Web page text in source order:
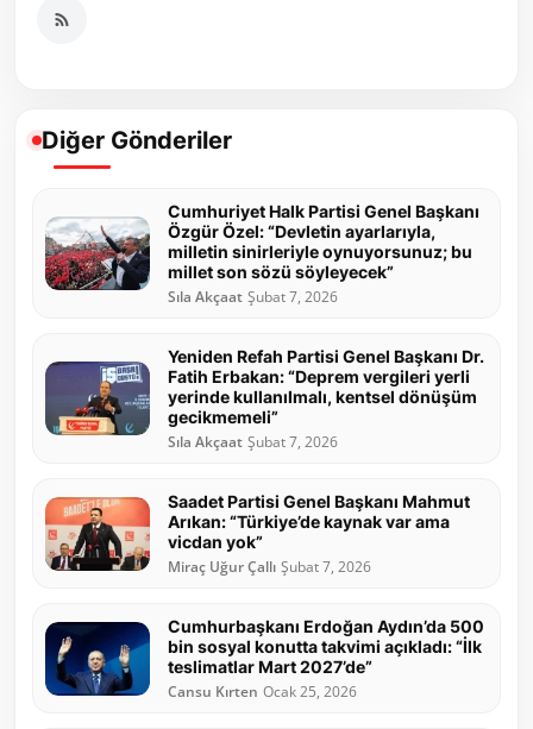
Diğer Gönderiler
Cumhuriyet Halk Partisi Genel Başkanı
Özgür Özel: “Devletin ayarlarıyla,
milletin sinirleriyle oynuyorsunuz; bu
millet son sözü söyleyecek”
Sıla Akçaat Şubat 7, 2026
Yeniden Refah Partisi Genel Başkanı Dr.
Fatih Erbakan: “Deprem vergileri yerli
yerinde kullanılmalı, kentsel dönüşüm
gecikmemeli”
Sıla Akçaat Şubat 7, 2026
Saadet Partisi Genel Başkanı Mahmut
Arıkan: “Türkiye’de kaynak var ama
vicdan yok”
Miraç Uğur Çallı Şubat 7, 2026
Cumhurbaşkanı Erdoğan Aydın’da 500
bin sosyal konutta takvimi açıkladı: “İlk
teslimatlar Mart 2027’de”
Cansu Kırten Ocak 25, 2026